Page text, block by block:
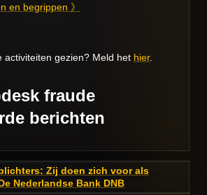
en begrippen 》
activiteiten gezien? Meld het hier.
fraude
berichten
Zij doen zich voor als
Nederlandse Bank DNB